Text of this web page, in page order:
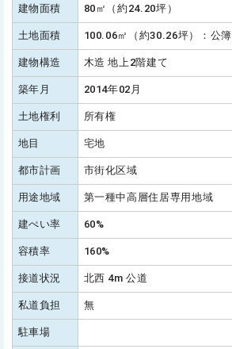
建物面積 80㎡（約24.20坪）
土地面積 100.06㎡（約30.26坪）：公簿
建物構造 木造 地上2階建て
築年月 2014年02月
土地権利 所有権
地目 宅地
都市計画 市街化区域
用途地域 第一種中高層住居専用地域
建ぺい率 60%
容積率 160%
接道状況 北西 4m 公道
私道負担 無
駐車場